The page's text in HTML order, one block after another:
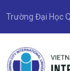
Trường Đại Học